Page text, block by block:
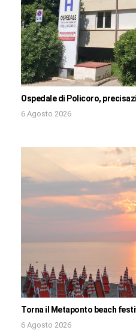
Ospedale di Policoro,
6 Agosto 2026
Torna il Metaponto beach
6 Agosto 2026